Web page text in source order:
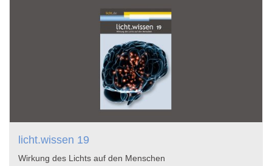
licht.wissen 19
Wirkung des Lichts auf den Menschen